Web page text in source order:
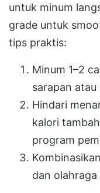
untuk minum
grade untuk
tips praktis:
Minum 1–2
sarapan
Hindari
kalori
program
dan